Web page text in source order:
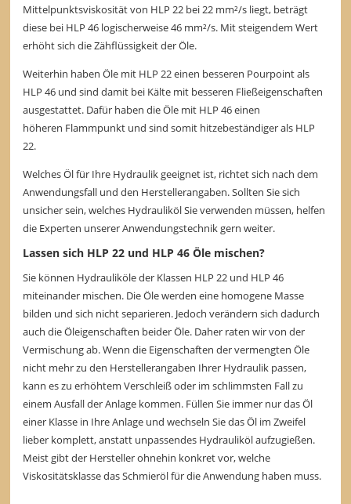
Mittelpunktsviskosität von HLP 22 bei 22 mm²/s liegt, beträgt
diese bei HLP 46 logischerweise 46 mm²/s. Mit steigendem Wert
erhöht sich die Zähflüssigkeit der Öle.
Weiterhin haben Öle mit HLP 22 einen besseren Pourpoint als
HLP 46 und sind damit bei Kälte mit besseren Fließeigenschaften
ausgestattet. Dafür haben die Öle mit HLP 46 einen
höheren Flammpunkt und sind somit hitzebeständiger als HLP
22.
Welches Öl für Ihre Hydraulik geeignet ist, richtet sich nach dem
Anwendungsfall und den Herstellerangaben. Sollten Sie sich
unsicher sein, welches Hydrauliköl Sie verwenden müssen, helfen
die Experten unserer Anwendungstechnik gern weiter.
Lassen sich HLP 22 und HLP 46 Öle mischen?
Sie können Hydrauliköle der Klassen HLP 22 und HLP 46
miteinander mischen. Die Öle werden eine homogene Masse
bilden und sich nicht separieren. Jedoch verändern sich dadurch
auch die Öleigenschaften beider Öle. Daher raten wir von der
Vermischung ab. Wenn die Eigenschaften der vermengten Öle
nicht mehr zu den Herstellerangaben Ihrer Hydraulik passen,
kann es zu erhöhtem Verschleiß oder im schlimmsten Fall zu
einem Ausfall der Anlage kommen. Füllen Sie immer nur das Öl
einer Klasse in Ihre Anlage und wechseln Sie das Öl im Zweifel
lieber komplett, anstatt unpassendes Hydrauliköl aufzugießen.
Meist gibt der Hersteller ohnehin konkret vor, welche
Viskositätsklasse das Schmieröl für die Anwendung haben muss.